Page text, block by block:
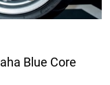
Blue Core